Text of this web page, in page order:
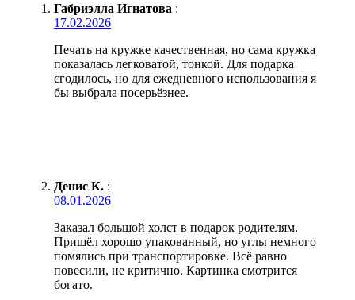
Габриэлла Игнатова :
17.02.2026
Печать на кружке качественная, но сама кружка
показалась легковатой, тонкой. Для подарка
сгодилось, но для ежедневного использования я
бы выбрала посерьёзнее.
Денис К. :
08.01.2026
Заказал большой холст в подарок родителям.
Пришёл хорошо упакованный, но углы немного
помялись при транспортировке. Всё равно
повесили, не критично. Картинка смотрится
богато.